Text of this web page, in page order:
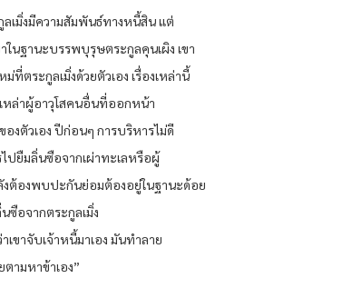
ลเมิ่งมีความสัมพันธ์ทางหนี้สิน แต่
ในฐานะบรรพบุรุษตระกูลคุนเผิง เขา
ที่ตระกูลเมิ่งด้วยตัวเอง เรื่องเหล่านี้
หล่าผู้อาวุโสคนอื่นที่ออกหน้า
องตัวเอง ปีก่อนๆ การบริหารไม่ดี
ปยืมลิ่นซือจากเผ่าทะเลหรือผู้
ต้องพบปะกันย่อมต้องอยู่ในฐานะด้อย
ซือจากตระกูลเมิ่ง
ขาจับเจ้าหนี้มาเอง มันทำลาย
ามหาข้าเอง”